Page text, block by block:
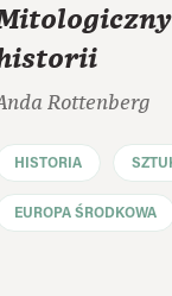
Rottenberg
HISTORIA
EUROPA ŚRODKOWA